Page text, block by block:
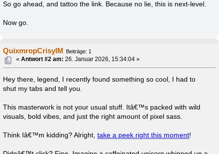
So go ahead, and tattoo the link. Because no lie, this is next-level.
Now go.
QuixmropCrisyIM Beiträge: 1
«Antwort #2 am: 26. Januar 2026, 15:34:04 »
Hey there, legend, I recently found something so cool, I had to
shut my tabs and tell you.
This masterwork is not your usual stuff. Itâ€™s packed with wild
visuals, bold vibes, and just the right amount of pixel sass.
Think Iâ€™m kidding? Alright,take a peek right this moment!